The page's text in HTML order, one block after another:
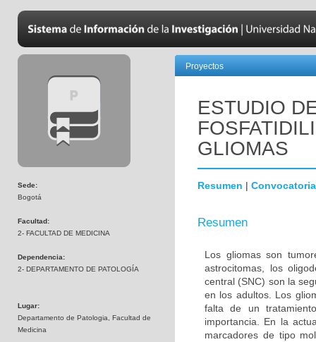
Sede:
Bogotá
Facultad:
2- FACULTAD DE MEDICINA
Dependencia:
2- DEPARTAMENTO DE PATOLOGÍA
Lugar:
Departamento de Patologia, Facultad de
Medicina
Proyectos
ESTUDIO
GLIOMAS
Resumen | Convocatoria
Resumen
Los gliomas son
astrocitomas, los
central (SNC) son la
en los adultos. Los
falta de un
importancia. En la
marcadores de tipo